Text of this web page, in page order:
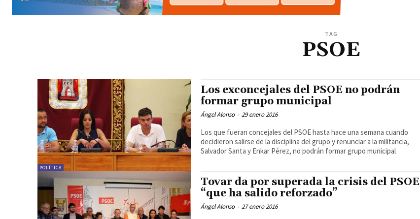
TAG
PSOE
POLÍTICA
Los exconcejales del PSOE no podrán
formar grupo municipal
Ángel Alonso - 29 enero 2016
Los que fueran concejales del PSOE hasta hace una semana cuando
decidieron salirse de la disciplina del grupo y renunciar a la militancia,
Salvador Santa y Enkar Pérez, no podrán formar grupo municipal
Tovar da por superada la crisis del PSOE
“que ha salido reforzado”
Ángel Alonso - 27 enero 2016